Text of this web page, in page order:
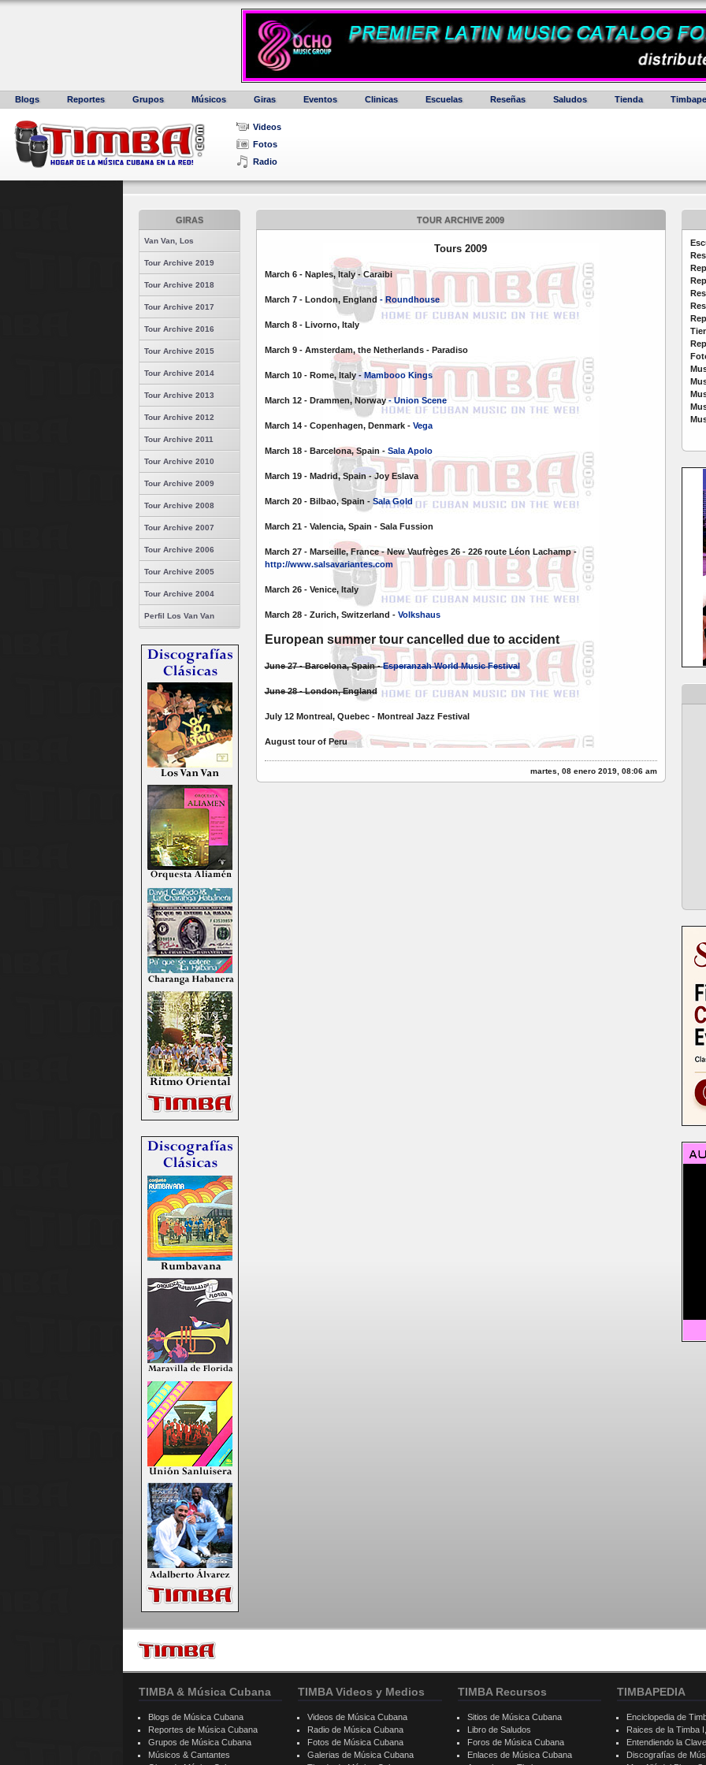
Blogs Reportes Grupos Músicos Giras Eventos Clinicas Escuelas Reseñas Saludos Tienda
Videos
Fotos
Radio
GIRAS
Van Van, Los
Tour Archive 2019
Tour Archive 2018
Tour Archive 2017
Tour Archive 2016
Tour Archive 2015
Tour Archive 2014
Tour Archive 2013
Tour Archive 2012
Tour Archive 2011
Tour Archive 2010
Tour Archive 2009
Tour Archive 2008
Tour Archive 2007
Tour Archive 2006
Tour Archive 2005
Tour Archive 2004
Perfil Los Van Van
TOUR ARCHIVE 2009
Tours 2009
March 6 - Naples, Italy - Caraibi
March 7 - London, England - Roundhouse
March 8 - Livorno, Italy
March 9 - Amsterdam, the Netherlands - Paradiso
March 10 - Rome, Italy -Mambooo Kings
March 12 - Drammen, Norway- Union Scene
March 14 - Copenhagen, Denmark - Vega
March 18 - Barcelona, Spain - Sala Apolo
March 19 - Madrid, Spain - Joy Eslava
March 20 - Bilbao, Spain - Sala Gold
March 21 - Valencia, Spain - Sala Fussion
March 27 - Marseille, France - New Vaufrèges 26 - 226 route Léon Lachamp -
http://www.salsavariantes.com
March 26 - Venice, Italy
March 28 - Zurich, Switzerland - Volkshaus
European summer tour cancelled due to accident
June 27 - Barcelona, Spain -Esperanzah World Music Festival
June 28 - London, England
July 12 Montreal, Quebec - Montreal Jazz Festival
August tour of Peru
martes, 08 enero 2019, 08:06 am
TIMBA & Música Cubana
Blogs de Música Cubana
Reportes de Música Cubana
Grupos de Música Cubana
Músicos & Cantantes
TIMBA Videos y Medios
Videos de Música Cubana
Radio de Música Cubana
Fotos de Música Cubana
Galerias de Música Cubana
TIMBA Recursos
Sitios de Música Cubana
Libro de Saludos
Foros de Música Cubana
Enlaces de Música Cubana
TIMBAPEDIA
Enciclopedia de
Raices de la Timba
Entendiendo la
Discografías de